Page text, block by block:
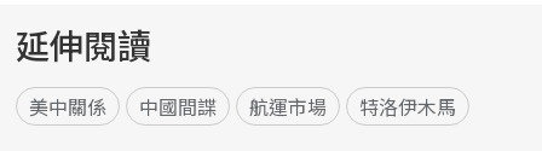
延伸閱讀
美中關係 中國間諜 航運市場 特洛伊木馬